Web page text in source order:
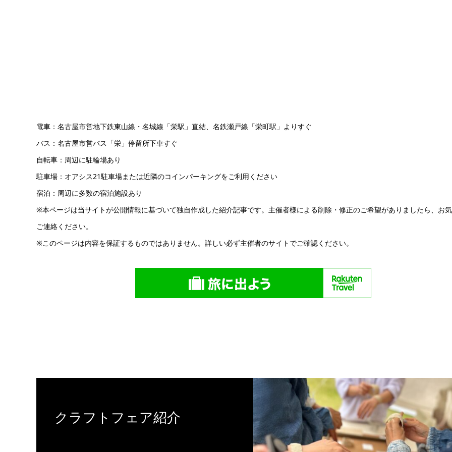
電車：名古屋市営地下鉄東山線・名城線「栄駅」直結、名鉄瀬戸線「栄町駅」よりすぐ
バス：名古屋市営バス「栄」停留所下車すぐ
自転車：周辺に駐輪場あり
駐車場：オアシス21駐車場または近隣のコインパーキングをご利用ください
宿泊：周辺に多数の宿泊施設あり
※本ページは当サイトが公開情報に基づいて独自作成した紹介記事です。主催者様による削除・修正のご希望がありましたら、お
ご連絡ください。
※このページは内容を保証するものではありません。詳しい必ず主催者のサイトでご確認ください。
クラフトフェア紹介